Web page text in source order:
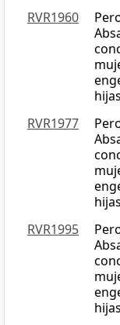
RVR1960
RVR1977
RVR1995